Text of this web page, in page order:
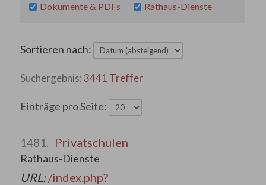
Dokumente & PDFs
Rathaus-Dienste
Sortieren nach:
3441 Treffer
Einträge pro Seite:
1481. Privatschulen
Rathaus-Dienste
URL:/index.php?